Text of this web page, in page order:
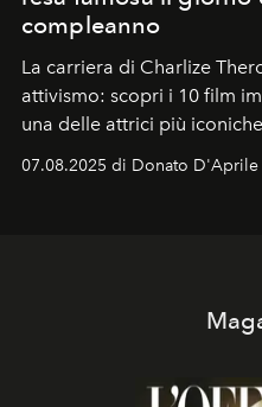
compleanno
La carriera di Charlize
attivismo: scopri i 10 film
una delle attrici più
07.08.2025 di Donato D'Aprile